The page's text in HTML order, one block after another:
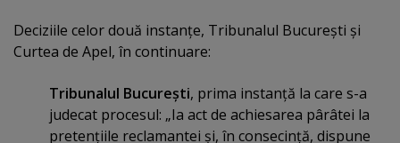
Deciziile celor două instanţe, Tribunalul Bucureşti şi
Curtea de Apel, în continuare:
Tribunalul Bucureşti, prima instanţă la care s-a
judecat procesul: „Ia act de achiesarea pârâtei la
pretenţiile reclamantei şi, în consecinţă, dispune